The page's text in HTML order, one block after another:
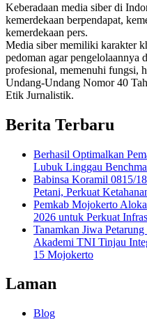
Keberadaan media siber di
kemerdekaan berpendapat,
kemerdekaan pers.
Media siber memiliki karakter
pedoman agar pengelolaannya
profesional, memenuhi fungsi,
Undang-Undang Nomor 40
Etik Jurnalistik.
Berita Terbaru
Berhasil Optimalkan
Lubuk Linggau
Babinsa Koramil 0815/
Petani, Perkuat
Pemkab Mojokerto
2026 untuk Perkuat
Tanamkan Jiwa
Akademi TNI Tinjau
15 Mojokerto
Laman
Blog